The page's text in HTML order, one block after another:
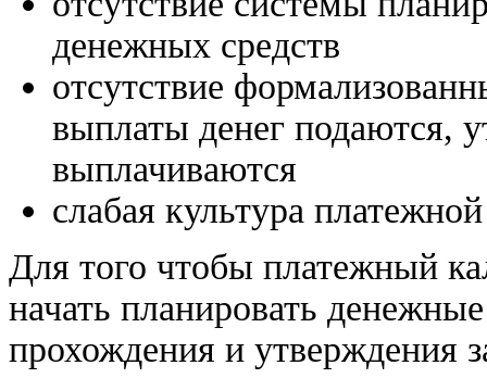
денежных средств
отсутствие
выплаты денег подаются,
выплачиваются
слабая культура
Для того чтобы платежный
начать планировать
прохождения и утверждения